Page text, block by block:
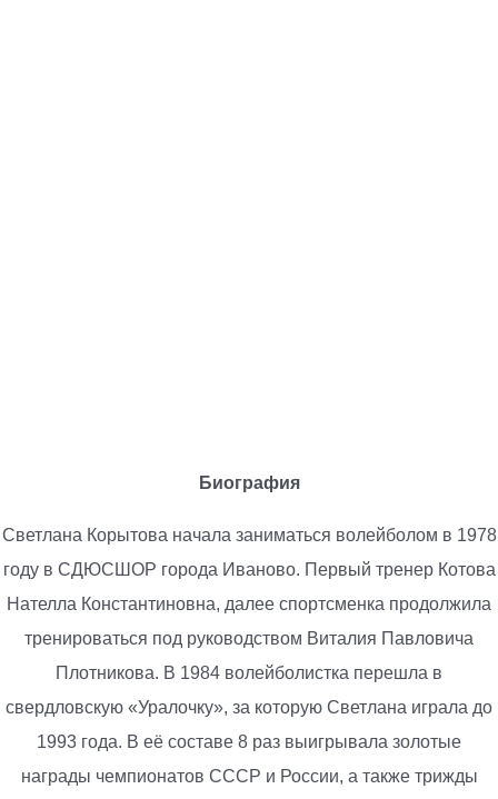
Биография
Светлана Корытова начала заниматься волейболом в 1978
году в СДЮСШОР города Иваново. Первый тренер Котова
Нателла Константиновна, далее спортсменка продолжила
тренироваться под руководством Виталия Павловича
Плотникова. В 1984 волейболистка перешла в
свердловскую «Уралочку», за которую Светлана играла до
1993 года. В её составе 8 раз выигрывала золотые
награды чемпионатов СССР и России, а также трижды